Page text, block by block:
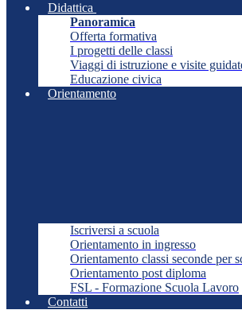
Didattica
Panoramica
Offerta formativa
I progetti delle classi
Viaggi di istruzione e visite
Educazione civica
Orientamento
Iscriversi a scuola
Orientamento in ingresso
Orientamento classi seconde per
Orientamento post diploma
FSL - Formazione Scuola Lavoro
Contatti